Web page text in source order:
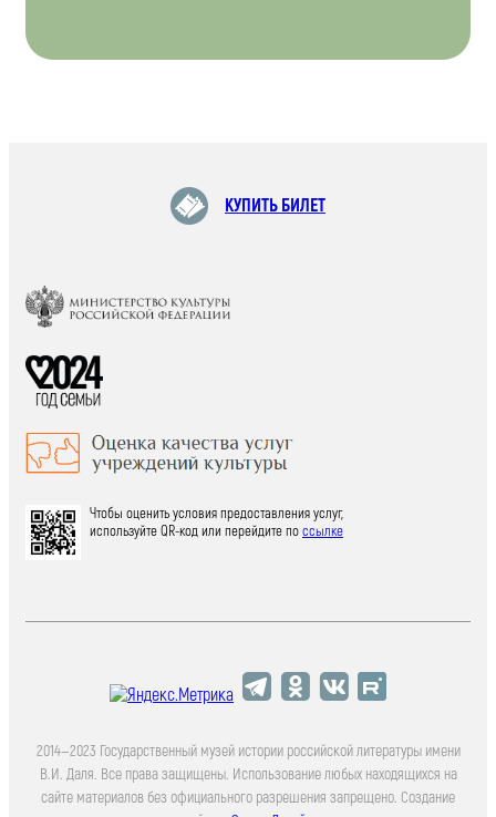
КУПИТЬ БИЛЕТ
Чтобы оценить условия предоставления услуг,
используйте QR-код или перейдите поссылке
2014—2023 Государственный музей истории российской литературы имени
В.И. Даля. Все права защищены. Использование любых находящихся на
сайте материалов без официального разрешения запрещено. Создание